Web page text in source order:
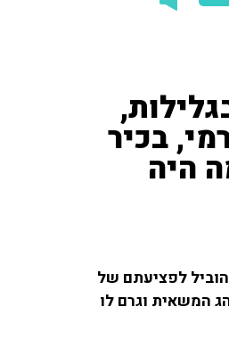
בכיר
היה
לפציעתם של
המשאית וגרם לו